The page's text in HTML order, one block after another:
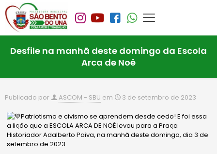
Desfile na manhã deste domingo da Escola
Arca de Noé
Publicado por ASCOM - SBU em 3 de setembro de 2023
Patriotismo e civismo se aprendem desde cedo! E foi essa
a lição que a ESCOLA ARCA DE NOÉ levou para a Praça
Historiador Adalberto Paiva, na manhã deste domingo, dia 3 de
setembro de 2023.